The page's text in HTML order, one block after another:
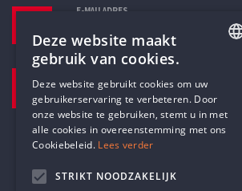
E-MAILADRES
Pottenbrug 4
Antwerpen, 2000
DUTCH
Deze website maakt
gebruik van cookies.
Deze website gebruikt cookies om uw
gebruikerservaring te verbeteren. Door
onze website te gebruiken, stemt u in met
alle cookies in overeenstemming met ons
Cookiebeleid. Lees verder
STRIKT NOODZAKELIJK